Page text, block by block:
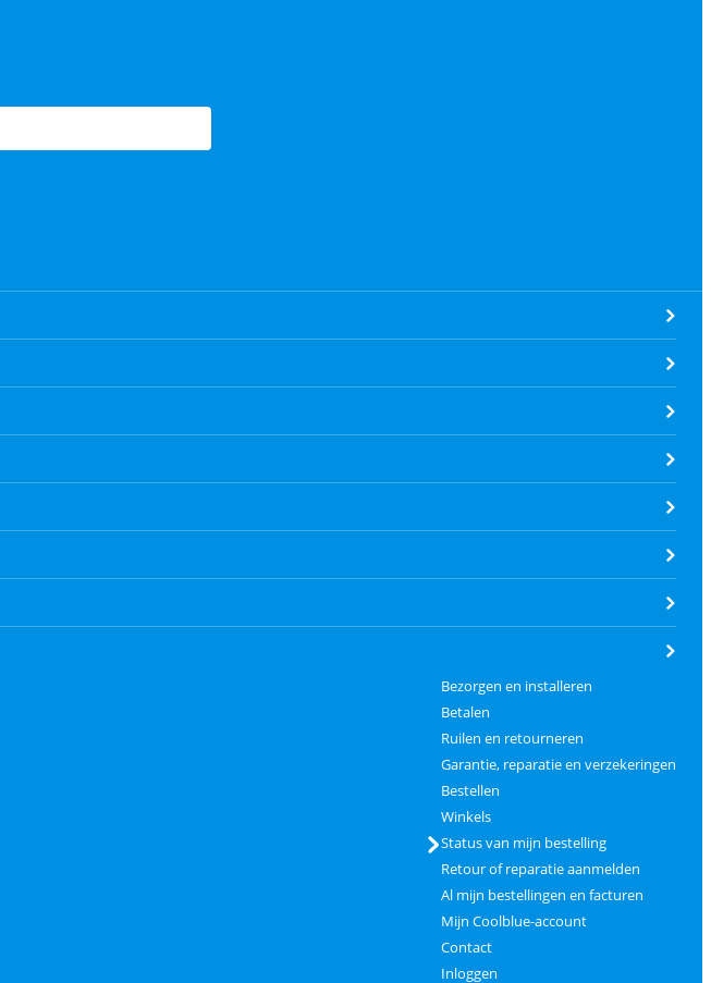
Bezorgen en installeren
Betalen
Ruilen en retourneren
Garantie, reparatie en verzekeringen
Bestellen
Winkels
Status van mijn bestelling
Retour of reparatie aanmelden
Al mijn bestellingen en facturen
Mijn Coolblue-account
Contact
Inloggen